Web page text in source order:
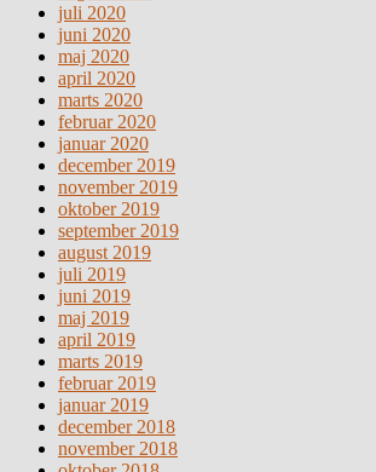
juli 2020
juni 2020
maj 2020
april 2020
marts 2020
februar 2020
januar 2020
december 2019
november 2019
oktober 2019
september 2019
august 2019
juli 2019
juni 2019
maj 2019
april 2019
marts 2019
februar 2019
januar 2019
december 2018
november 2018